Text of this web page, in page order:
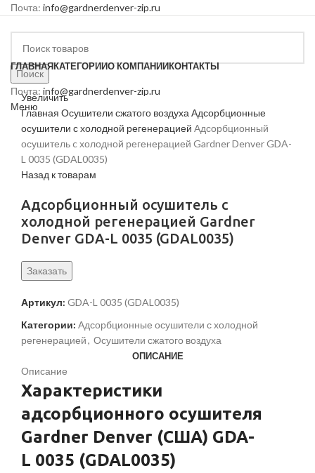
Почта: info@gardnerdenver-zip.ru
Поиск
Почта: info@gardnerdenver-zip.ru
Меню
ГЛАВНАЯКАТЕГОРИИО КОМПАНИИКОНТАКТЫ
Увеличить
Главная Осушители сжатого воздухаАдсорбционные
осушители с холодной регенерацией Адсорбционный
осушитель c холодной регенерацией Gardner Denver GDA-
L 0035 (GDAL0035)
Назад к товарам
Адсорбционный осушитель c
холодной регенерацией Gardner
Denver GDA-L 0035 (GDAL0035)
Заказать
Артикул: GDA-L 0035 (GDAL0035)
Категории: Адсорбционные осушители с холодной
регенерацией, Осушители сжатого воздуха
ОПИСАНИЕ
Описание
Характеристики
адсорбционного осушителя
Gardner Denver (США) GDA-
L 0035 (GDAL0035)